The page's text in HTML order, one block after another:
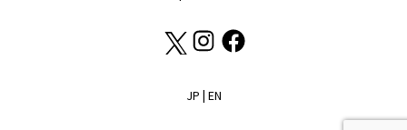
JP | EN